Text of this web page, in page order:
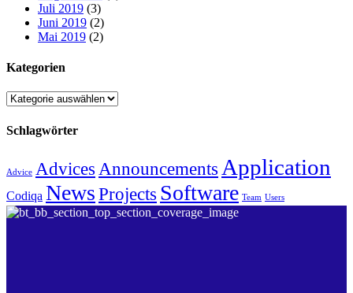
Juli 2019 (3)
Juni 2019 (2)
Mai 2019 (2)
Kategorien
Kategorien
Schlagwörter
Advice Advices Announcements Application
Codiqa NewsProjects Software Team Users